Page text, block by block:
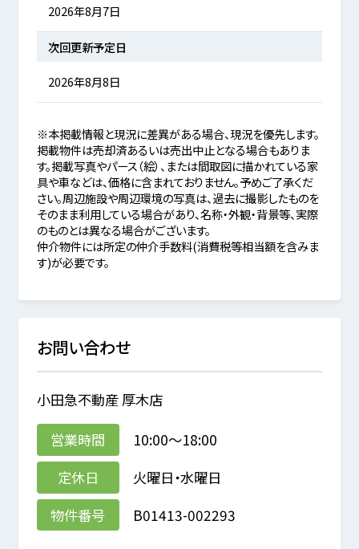
2026年8月7日
次回更新予定日
2026年8月8日
※本掲載情報と現況に差異がある場合、現況を優先します。
掲載物件は売却済あるいは売出中止となる場合もありま
す。掲載写真やパース（絵）、または間取図に描かれている家
具や車などは、価格に含まれておりません。予めご了承くだ
さい。周辺施設や周辺環境の写真は、過去に撮影したものを
そのまま利用している場合があり、名称・外観・背景等、実際
のものとは異なる場合がございます。
仲介物件には所定の仲介手数料(消費税等相当額を含みま
す)が必要です。
お問い合わせ
小田急不動産 厚木店
営業時間
10:00～18:00
定休日
火曜日・水曜日
物件番号
B01413-002293